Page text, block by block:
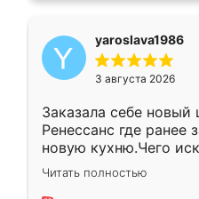
yaroslava1986
3 августа 2026
Заказала себе новый
Ренессанс где ранее
новую кухню.Чего
вполне довольна.
два года, нареканий
Читать полностью